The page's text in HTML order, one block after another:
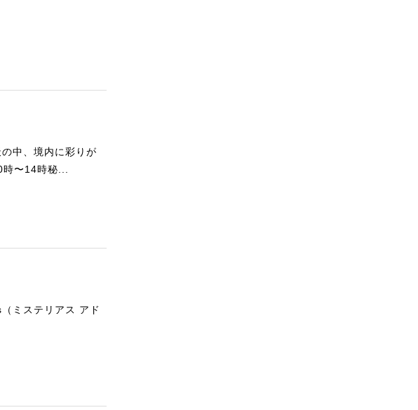
中、境内に彩りが
〜14時秘...
ミステリアス アド